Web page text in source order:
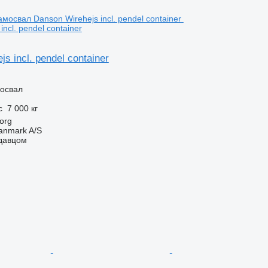
pendel container
incl. pendel container
7 000 кг
A/S